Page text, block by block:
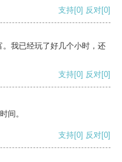
支持[0] 反对[0]
我已经玩了好几个小时，还
支持[0] 反对[0]
间。
支持[0] 反对[0]